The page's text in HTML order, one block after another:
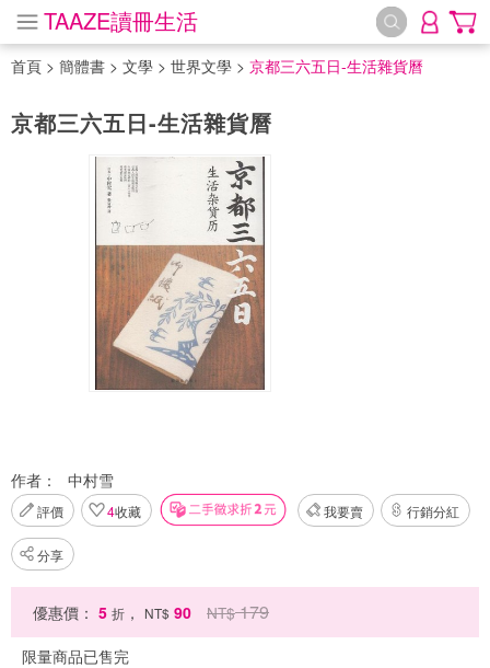
TAAZE讀冊生活
首頁 > 簡體書 > 文學 > 世界文學 > 京都三六五日-生活雜貨曆
京都三六五日-生活雜貨曆
作者： 中村雪
評價 4收藏 我要賣 行銷分紅
分享
優惠價： 5 折 ， NT$ 90 NT$ 179
限量商品已售完